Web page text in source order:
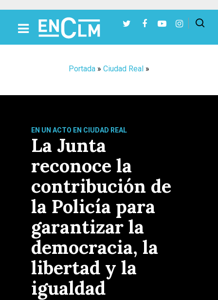
Portada » Ciudad Real »
EN UN ACTO EN CIUDAD REAL
La Junta
reconoce la
contribución de
la Policía para
garantizar la
democracia, la
libertad y la
igualdad